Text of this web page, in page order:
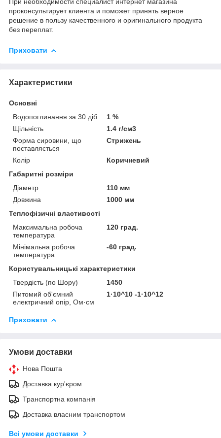
проконсультирует клиента и поможет принять верное
решение в пользу качественного и оригинального продукта
без переплат.
Приховати
Характеристики
Основні
Водопоглинання за 30 діб
1 %
Щільність
1.4 г/см3
Форма сировини, що
поставляється
Стрижень
Колір
Коричневий
Габаритні розміри
Діаметр
110 мм
Довжина
1000 мм
Теплофізичні властивості
Максимальна робоча
температура
120 град.
Мінімальна робоча
температура
-60 град.
Користувальницькі характеристики
Твердість (по Шору)
1450
Питомий об'ємний
електричний опір, Ом·см
1·10^10 -1·10^12
Приховати
Умови доставки
Нова Пошта
Доставка кур'єром
Транспортна компанія
Доставка власним транспортом
Всі умови доставки